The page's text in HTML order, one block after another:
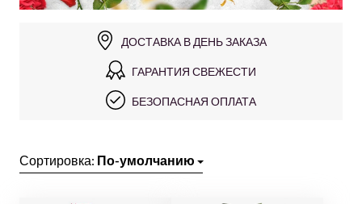
ДОСТАВКА В ДЕНЬ ЗАКАЗА
ГАРАНТИЯ СВЕЖЕСТИ
БЕЗОПАСНАЯ ОПЛАТА
Сортировка: По-умолчанию